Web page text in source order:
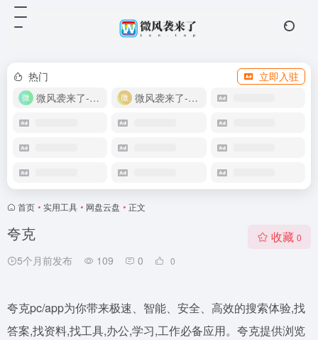
热门
立即入驻
微风袭来了-教程网
微风袭来了-自助商城
首页 • 实用工具 • 网盘云盘 • 正文
夸克
5个月前发布 109 0 0
收藏 0
夸克pc/app为你带来极速、智能、安全、高效的搜索体验,找
答案,找资料,找工具,办公,学习,工作必备应用。夸克提供浏览